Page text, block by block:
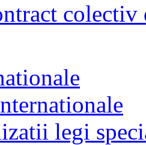
colectiv
legi